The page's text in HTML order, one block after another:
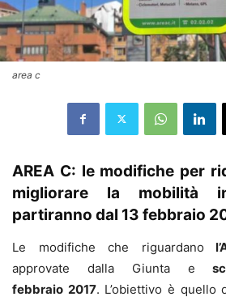
area c
AREA C: le modifiche per
migliorare la mobilità
partiranno dal 13 febbraio
Le modifiche che riguardano
approvate dalla Giunta e
febbraio 2017. L’obiettivo è